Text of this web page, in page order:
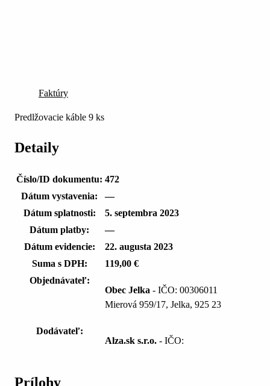
Faktúry
Predlžovacie káble 9 ks
Detaily
Číslo/ID dokumentu: 472
Dátum vystavenia:
—
Dátum splatnosti:
5. septembra 2023
Dátum platby:
—
Dátum evidencie:
22. augusta 2023
Suma s DPH:
119,00 €
Objednávateľ:
Obec Jelka - IČO: 00306011
Mierová 959/17, Jelka, 925 23
Dodávateľ:
Alza.sk s.r.o. - IČO:
Prílohy